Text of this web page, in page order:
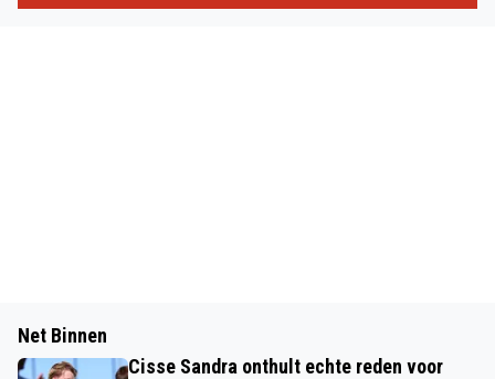
Net Binnen
Cisse Sandra onthult echte reden voor